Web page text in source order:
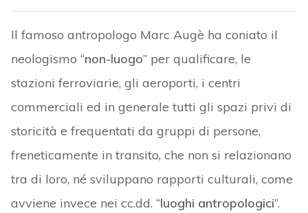
Il famoso antropologo Marc Augè ha coniato il
neologismo “non-luogo” per qualificare, le
stazioni ferroviarie, gli aeroporti, i centri
commerciali ed in generale tutti gli spazi privi di
storicità e frequentati da gruppi di persone,
freneticamente in transito, che non si relazionano
tra di loro, né sviluppano rapporti culturali, come
avviene invece nei cc.dd. “luoghi antropologici”.